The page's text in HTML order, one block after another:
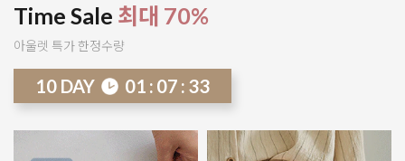
Time Sale 최대 70%
아울렛 특가 한정수량
10 DAY 01 : 07 : 28